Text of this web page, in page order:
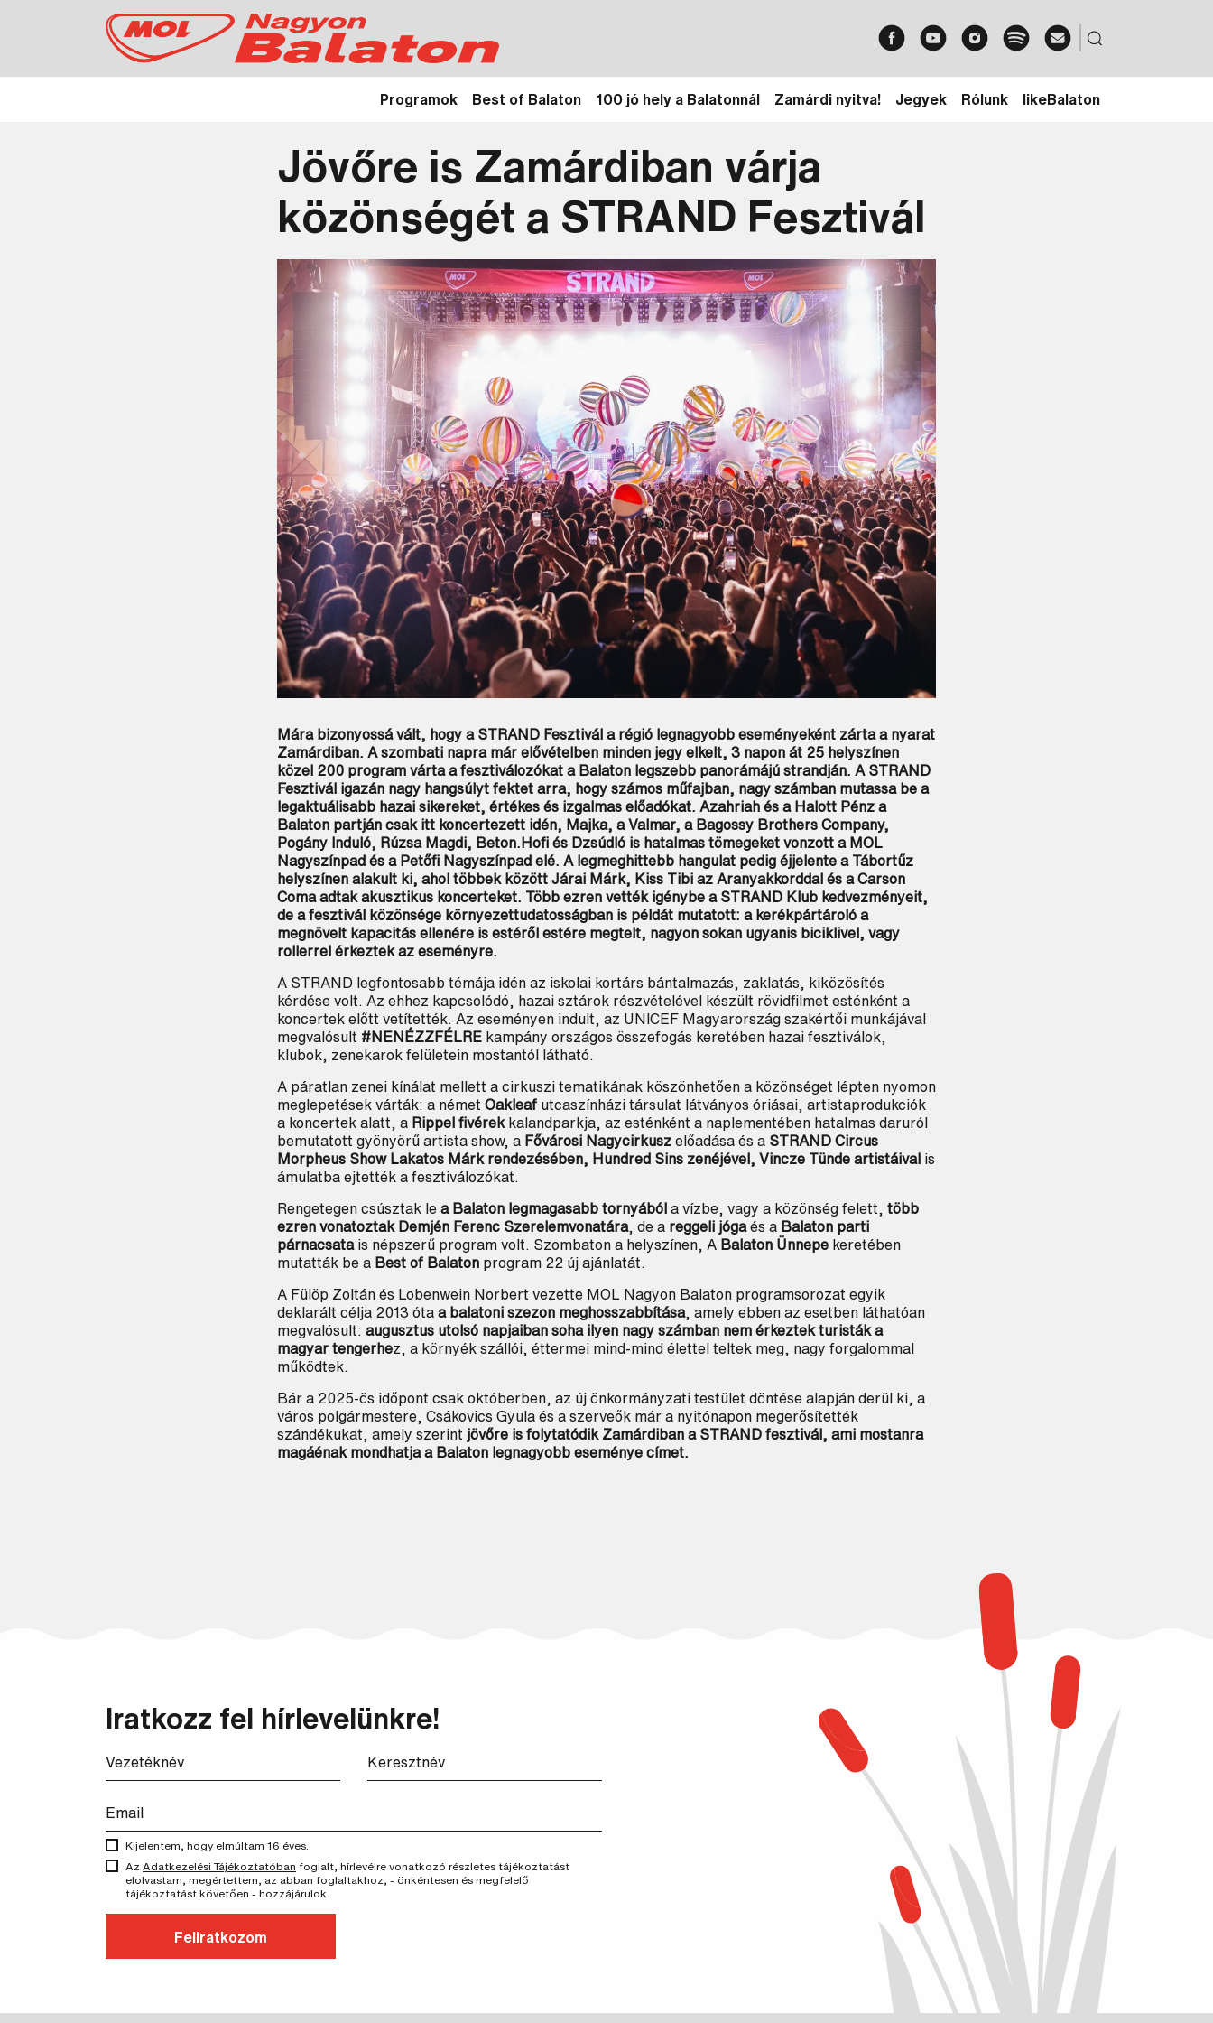
Programok Best of Balaton 100 jó hely a Balatonnál Zamárdi nyitva! Jegyek Rólunk likeBalaton
Jövőre is Zamárdiban várja
közönségét a STRAND Fesztivál
Mára bizonyossá vált, hogy a STRAND Fesztivál a régió legnagyobb eseményeként zárta a nyarat
Zamárdiban. A szombati napra már elővételben minden jegy elkelt, 3 napon át 25 helyszínen
közel 200 program várta a fesztiválozókat a Balaton legszebb panorámájú strandján. A STRAND
Fesztivál igazán nagy hangsúlyt fektet arra, hogy számos műfajban, nagy számban mutassa be a
legaktuálisabb hazai sikereket, értékes és izgalmas előadókat. Azahriah és a Halott Pénz a
Balaton partján csak itt koncertezett idén, Majka, a Valmar, a Bagossy Brothers Company,
Pogány Induló, Rúzsa Magdi, Beton.Hofi és Dzsúdló is hatalmas tömegeket vonzott a MOL
Nagyszínpad és a Petőfi Nagyszínpad elé. A legmeghittebb hangulat pedig éjjelente a Tábortűz
helyszínen alakult ki, ahol többek között Járai Márk, Kiss Tibi az Aranyakkorddal és a Carson
Coma adtak akusztikus koncerteket. Több ezren vették igénybe a STRAND Klub kedvezményeit,
de a fesztivál közönsége környezettudatosságban is példát mutatott: a kerékpártároló a
megnövelt kapacitás ellenére is estéről estére megtelt, nagyon sokan ugyanis biciklivel, vagy
rollerrel érkeztek az eseményre.
A STRAND legfontosabb témája idén az iskolai kortárs bántalmazás, zaklatás, kiközösítés
kérdése volt. Az ehhez kapcsolódó, hazai sztárok részvételével készült rövidfilmet esténként a
koncertek előtt vetítették. Az eseményen indult, az UNICEF Magyarország szakértői munkájával
megvalósult #NENÉZZFÉLRE kampány országos összefogás keretében hazai fesztiválok,
klubok, zenekarok felületein mostantól látható.
A páratlan zenei kínálat mellett a cirkuszi tematikának köszönhetően a közönséget lépten nyomon
meglepetések várták: a német Oakleaf utcaszínházi társulat látványos óriásai, artistaprodukciók
a koncertek alatt, a Rippel fivérekkalandparkja, az esténként a naplementében hatalmas daruról
bemutatott gyönyörű artista show, a Fővárosi Nagycirkusz előadása és a STRAND Circus
Morpheus Show Lakatos Márk rendezésében, Hundred Sins zenéjével, Vincze Tünde artistáival is
ámulatba ejtették a fesztiválozókat.
Rengetegen csúsztak le a Balaton legmagasabb tornyából a vízbe, vagy a közönség felett, több
ezren vonatoztak Demjén Ferenc Szerelemvonatára , de a reggeli jóga és a Balaton parti
párnacsata is népszerű program volt. Szombaton a helyszínen, A Balaton Ünnepe keretében
mutatták be a Best of Balaton program 22 új ajánlatát.
A Fülöp Zoltán és Lobenwein Norbert vezette MOL Nagyon Balaton programsorozat egyik
deklarált célja 2013 óta a balatoni szezon meghosszabbítása , amely ebben az esetben láthatóan
megvalósult: augusztus utolsó napjaiban soha ilyen nagy számban nem érkeztek turisták a
magyar tengerhez, a környék szállói, éttermei mind-mind élettel teltek meg, nagy forgalommal
működtek.
Bár a 2025-ös időpont csak októberben, az új önkormányzati testület döntése alapján derül ki, a
város polgármestere, Csákovics Gyula és a szerveők már a nyitónapon megerősítették
szándékukat, amely szerint jövőre is folytatódik Zamárdiban a STRAND fesztivál, ami mostanra
magáénak mondhatja a Balaton legnagyobb eseménye címet.
Iratkozz fel hírlevelünkre!
Kijelentem, hogy elmúltam 16 éves.
Az Adatkezelési Tájékoztatóban foglalt, hírlevélre vonatkozó részletes tájékoztatást
elolvastam, megértettem, az abban foglaltakhoz, - önkéntesen és megfelelő
tájékoztatást követően - hozzájárulok
Feliratkozom